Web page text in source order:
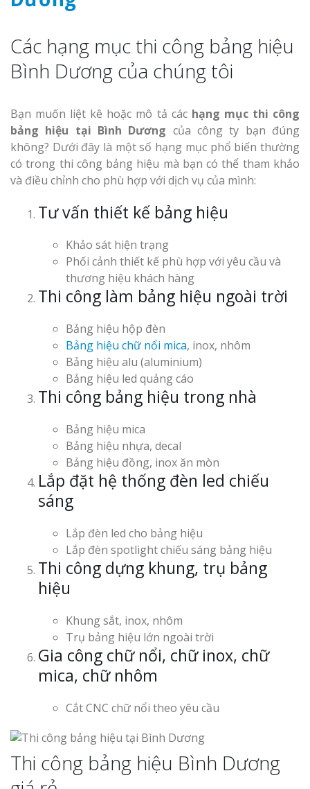
Các hạng mục thi công bảng hiệu
Bình Dương của chúng tôi
Bạn muốn liệt kê hoặc mô tả các hạng mục thi công
bảng hiệu tại Bình Dương của công ty bạn đúng
không? Dưới đây là một số hạng mục phổ biến thường
có trong thi công bảng hiệu mà bạn có thể tham khảo
và điều chỉnh cho phù hợp với dịch vụ của mình:
Tư vấn thiết kế bảng hiệu
Khảo sát hiện trạng
Phối cảnh thiết kế phù hợp với yêu cầu và
thương hiệu khách hàng
Thi công làm bảng hiệu ngoài trời
Bảng hiệu hộp đèn
Bảng hiệu chữ nổi mica, inox, nhôm
Bảng hiệu alu (aluminium)
Bảng hiệu led quảng cáo
Thi công bảng hiệu trong nhà
Bảng hiệu mica
Bảng hiệu nhựa, decal
Bảng hiệu đồng, inox ăn mòn
Lắp đặt hệ thống đèn led chiếu
sáng
Lắp đèn led cho bảng hiệu
Lắp đèn spotlight chiếu sáng bảng hiệu
Thi công dựng khung, trụ bảng
hiệu
Khung sắt, inox, nhôm
Trụ bảng hiệu lớn ngoài trời
Gia công chữ nổi, chữ inox, chữ
mica, chữ nhôm
Cắt CNC chữ nổi theo yêu cầu
Thi công bảng hiệu Bình Dương